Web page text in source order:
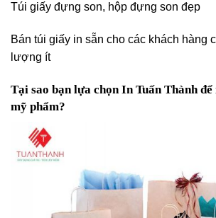
Túi giấy đựng son, hộp đựng son đẹp
Bán túi giấy in sẵn cho các khách hàng
lượng ít
Tại sao bạn lựa chọn In Tuấn Thành
mỹ phẩm?